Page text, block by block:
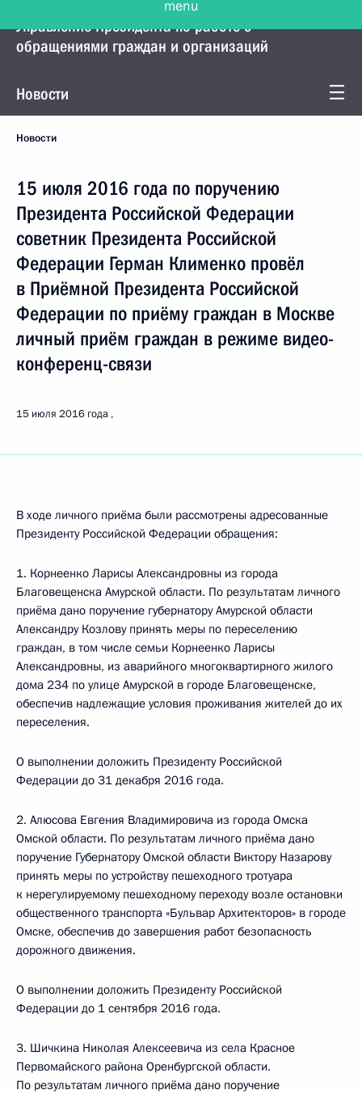
Управление Президента по работе с
обращениями граждан и организаций
Новости
Новости
15 июля 2016 года по поручению
Президента Российской Федерации
советник Президента Российской
Федерации Герман Клименко провёл
в Приёмной Президента Российской
Федерации по приёму граждан в Москве
личный приём граждан в режиме видео-
конференц-связи
15 июля 2016 года
В ходе личного приёма были рассмотрены адресованные
Президенту Российской Федерации обращения:
1. Корнеенко Ларисы Александровны из города
Благовещенска Амурской области. По результатам личного
приёма дано поручение губернатору Амурской области
Александру Козлову принять меры по переселению
граждан, в том числе семьи Корнеенко Ларисы
Александровны, из аварийного многоквартирного жилого
дома 234 по улице Амурской в городе Благовещенске,
обеспечив надлежащие условия проживания жителей до их
переселения.
О выполнении доложить Президенту Российской
Федерации до 31 декабря 2016 года.
2. Алюсова Евгения Владимировича из города Омска
Омской области. По результатам личного приёма дано
поручение Губернатору Омской области Виктору Назарову
принять меры по устройству пешеходного тротуара
к нерегулируемому пешеходному переходу возле остановки
общественного транспорта «Бульвар Архитекторов» в городе
Омске, обеспечив до завершения работ безопасность
дорожного движения.
О выполнении доложить Президенту Российской
Федерации до 1 сентября 2016 года.
3. Шичкина Николая Алексеевича из села Красное
Первомайского района Оренбургской области.
По результатам личного приёма дано поручение